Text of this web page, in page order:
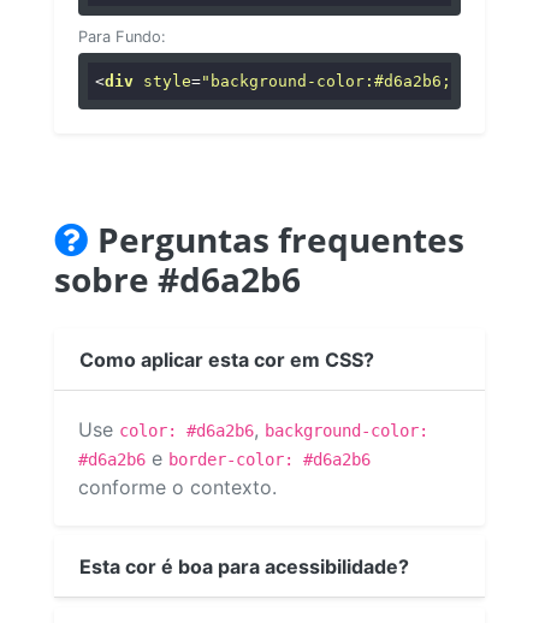
Para Fundo:
<div style="background-color:#d6a2b6;"
Perguntas frequentes
sobre #d6a2b6
Como aplicar esta cor em CSS?
Use color: #d6a2b6, background-color:
#d6a2b6 e border-color: #d6a2b6
conforme o contexto.
Esta cor é boa para acessibilidade?